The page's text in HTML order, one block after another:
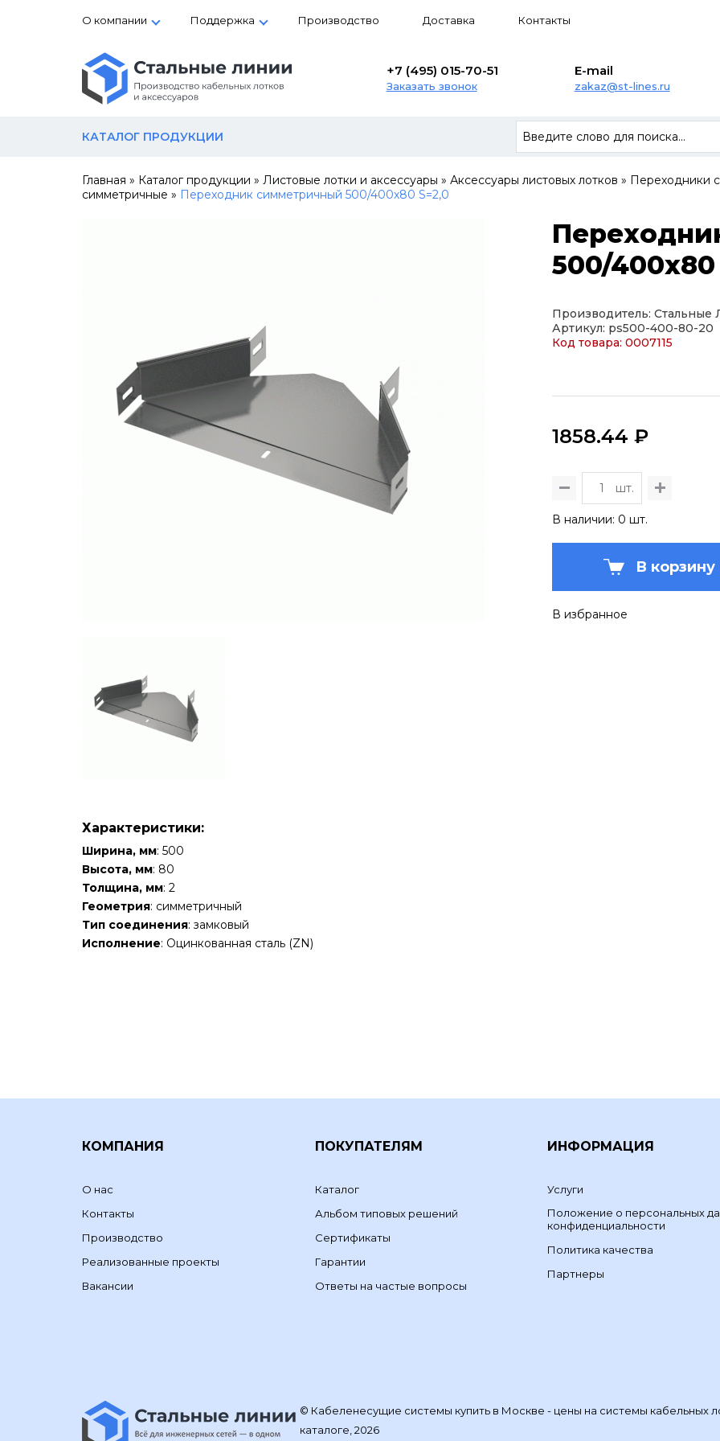
О компании Поддержка Производство Доставка Контакты
+7 (495) 015-70-51
Заказать звонок
E-mail
zakaz@st-lines.ru
КАТАЛОГ ПРОДУКЦИИ
Главная » Каталог продукции » Листовые лотки и аксессуары » Аксессуары листовых лотков » Переходники
симметричные » Переходник симметричный 500/400х80 S=2,0
500/400х80
Производитель: Стальные
Артикул: ps500-400-80-20
Код товара: 0007115
1858.44 ₽
шт.
В наличии: 0 шт.
В корзину
В избранное
Характеристики:
Ширина, мм: 500
Высота, мм: 80
Толщина, мм: 2
Геометрия: симметричный
Тип соединения: замковый
Исполнение: Оцинкованная сталь (ZN)
КОМПАНИЯ
О нас
Контакты
Производство
Реализованные проекты
Вакансии
ПОКУПАТЕЛЯМ
Каталог
Альбом типовых решений
Сертификаты
Гарантии
Ответы на частые вопросы
ИНФОРМАЦИЯ
Услуги
Положение о персональных
конфиденциальности
Политика качества
Партнеры
© Кабеленесущие системы купить в Москве - цены на системы кабельных
каталоге, 2026